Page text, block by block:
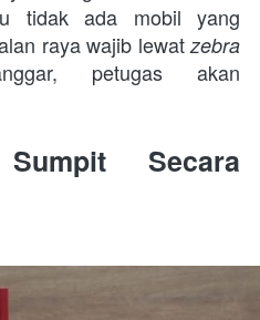
tidak ada mobil yang
raya wajib lewat zebra
petugas akan
Secara